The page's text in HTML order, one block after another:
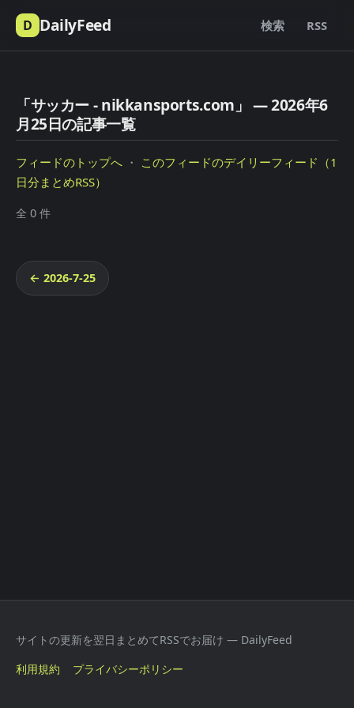
D DailyFeed 検索 RSS
「サッカー - nikkansports.com」 — 2026年6
月25日の記事一覧
フィードのトップへ ・ このフィードのデイリーフィード（1
日分まとめRSS）
全 0 件
← 2026-7-25
サイトの更新を翌日まとめてRSSでお届け — DailyFeed
利用規約
プライバシーポリシー